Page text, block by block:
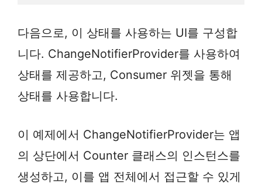
다음으로, 이 상태를 사용하는 UI를 구성합
니다. ChangeNotifierProvider를 사용하여
상태를 제공하고, Consumer 위젯을 통해
상태를 사용합니다.
이 예제에서 ChangeNotifierProvider는 앱
의 상단에서 Counter 클래스의 인스턴스를
생성하고, 이를 앱 전체에서 접근할 수 있게